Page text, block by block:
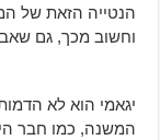
הנטייה הזאת של
וחשוב מכך, גם
יגאמי הוא לא
המשנה, כמו חבר